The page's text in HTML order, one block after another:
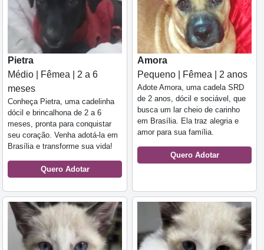
Pietra
Médio | Fêmea | 2 a 6
meses
Conheça Pietra, uma cadelinha
dócil e brincalhona de 2 a 6
meses, pronta para conquistar
seu coração. Venha adotá-la em
Brasília e transforme sua vida!
Quero Adotar
Amora
Pequeno | Fêmea | 2 anos
Adote Amora, uma cadela SRD
de 2 anos, dócil e sociável, que
busca um lar cheio de carinho
em Brasília. Ela traz alegria e
amor para sua família.
Quero Adotar